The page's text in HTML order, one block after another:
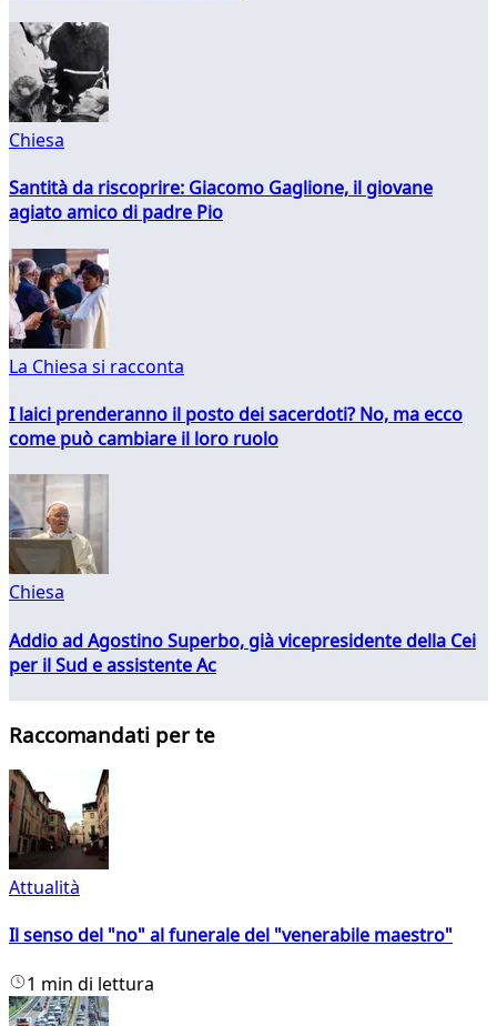
Chiesa
Santità da riscoprire: Giacomo Gaglione, il giovane
agiato amico di padre Pio
La Chiesa si racconta
I laici prenderanno il posto dei sacerdoti? No, ma ecco
come può cambiare il loro ruolo
Chiesa
Addio ad Agostino Superbo, già vicepresidente della Cei
per il Sud e assistente Ac
Raccomandati per te
Attualità
Il senso del "no" al funerale del "venerabile maestro"
1 min di lettura